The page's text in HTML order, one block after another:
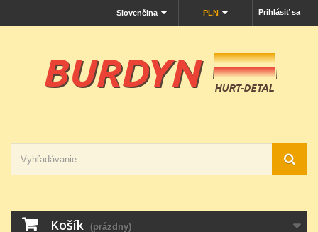
Prihlásiť sa
PLN
Slovenčina
Košík (prázdny)